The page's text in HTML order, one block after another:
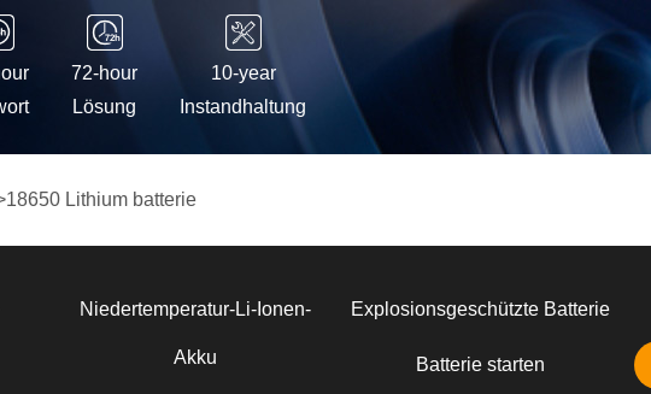
72-hour
Lösung
10-year
Instandhaltung
18650 Lithium batterie
Niedertemperatur-Li-Ionen-
Akku
Explosionsgeschützte Batterie
Batterie starten